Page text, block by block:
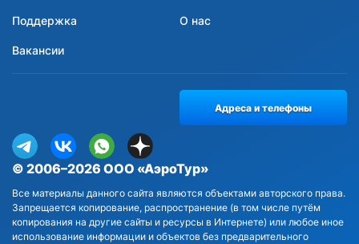
Поддержка О нас
Вакансии
© 2006–2026 ООО «АэроТур»
Все материалы данного сайта являются объектами авторского права.
Запрещается копирование, распространение (в том числе путём
копирования на другие сайты и ресурсы в Интернете) или любое иное
использование информации и объектов без предварительного
Адреса и телефоны